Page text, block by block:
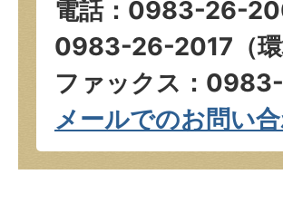
電話：0983-26-
0983-26-2017（環
ファックス：
メールでのお問い